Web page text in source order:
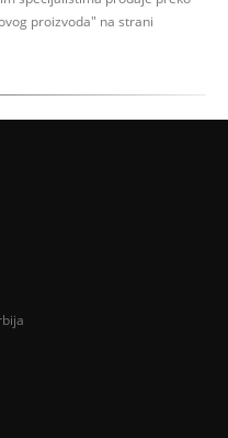
proizvoda" na strani